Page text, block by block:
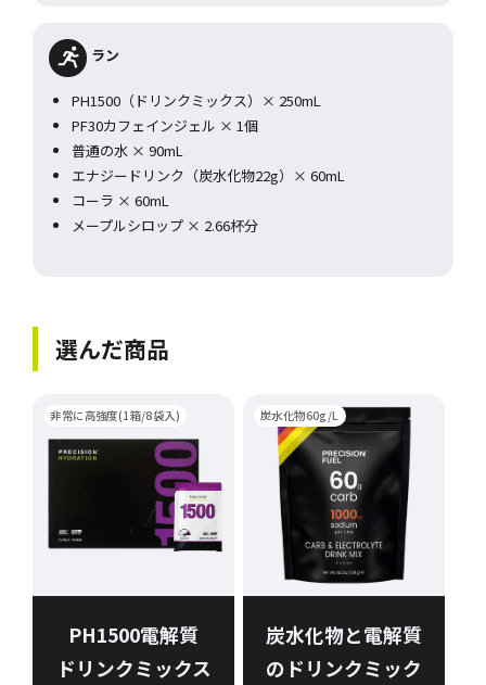
ラン
PH1500（ドリンクミックス）× 250mL
PF30カフェインジェル × 1個
普通の水 × 90mL
エナジードリンク（炭水化物22g）× 60mL
コーラ × 60mL
メープルシロップ × 2.66杯分
選んだ商品
非常に高強度(1箱/8袋入)
PH1500電解質
ドリンクミックス
炭水化物60g/L
炭水化物と電解質
のドリンクミック